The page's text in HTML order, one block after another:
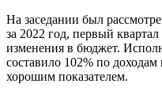
На заседании был
за 2022 год, первый
изменения в бюджет.
составило 102% по доходам
хорошим показателем.